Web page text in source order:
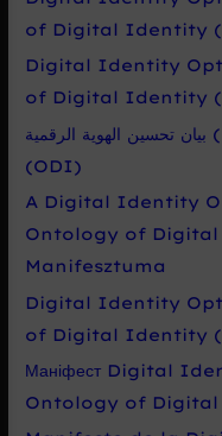
of Digital Identity
Digital Identity
of Digital Identity
بيان تحسين الهوية الرقمية (DIO) وأنطولوجيا الهوية الرقمية
(ODI)
A Digital Identity
Ontology of
Manifesztuma
Digital Identity
of Digital Identity
Маніфест Digital
Ontology of